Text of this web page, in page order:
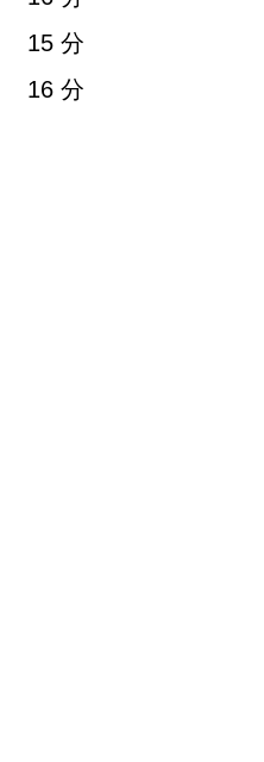
15 分
16 分